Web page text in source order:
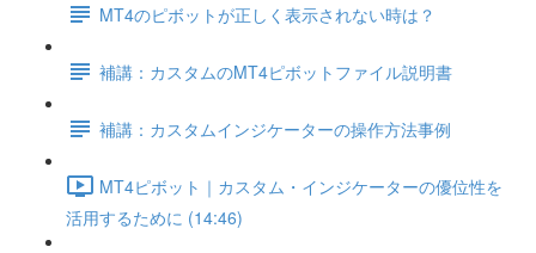
MT4のピボットが正しく表示されない時は？
補講：カスタムのMT4ピボットファイル説明書
補講：カスタムインジケーターの操作方法事例
MT4ピボット｜カスタム・インジケーターの優位性を
活用するために (14:46)